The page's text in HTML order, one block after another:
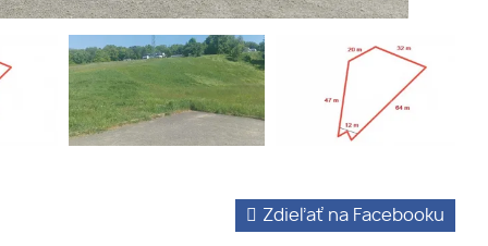
Zdieľať na Facebooku